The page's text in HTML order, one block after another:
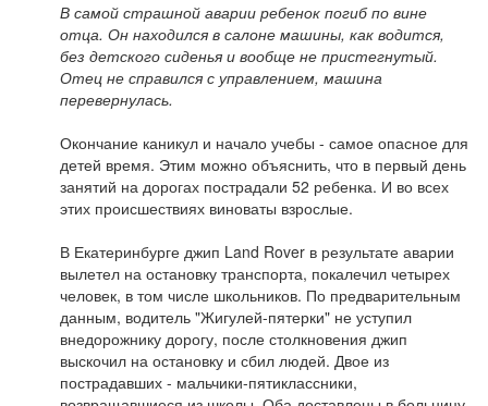
В самой страшной аварии ребенок погиб по вине
отца. Он находился в салоне машины, как водится,
без детского сиденья и вообще не пристегнутый.
Отец не справился с управлением, машина
перевернулась.
Окончание каникул и начало учебы - самое опасное для
детей время. Этим можно объяснить, что в первый день
занятий на дорогах пострадали 52 ребенка. И во всех
этих происшествиях виноваты взрослые.
В Екатеринбурге джип Land Rover в результате аварии
вылетел на остановку транспорта, покалечил четырех
человек, в том числе школьников. По предварительным
данным, водитель "Жигулей-пятерки" не уступил
внедорожнику дорогу, после столкновения джип
выскочил на остановку и сбил людей. Двое из
пострадавших - мальчики-пятиклассники,